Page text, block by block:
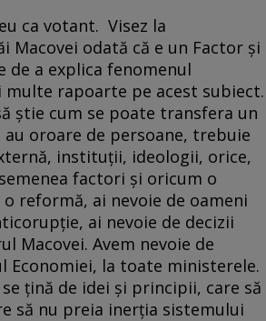
ca votant. Visez la
odată că e un Factor şi
de a explica fenomenul
rapoarte pe acest subiect.
ştie cum se poate transfera un
oroare de persoane, trebuie
instituţii, ideologii, orice,
factori şi oricum o
reformă, ai nevoie de oameni
ai nevoie de decizii
Macovei. Avem nevoie de
la toate ministerele.
ţină de idei şi principii, care să
să nu preia inerţia sistemului